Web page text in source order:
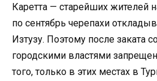
Каретта — старейших жителей
по сентябрь черепахи
Изтузу. Поэтому после заката
городскими властями
того, только в этих местах в